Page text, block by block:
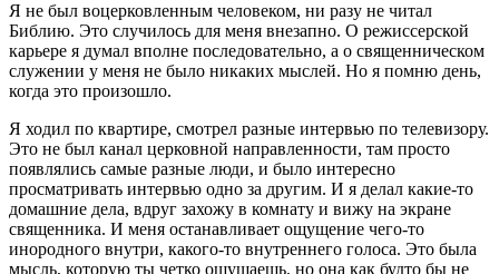
Я не был воцерковленным человеком, ни разу не читал
Библию. Это случилось для меня внезапно. О режиссерской
карьере я думал вполне последовательно, а о священническом
служении у меня не было никаких мыслей. Но я помню день,
когда это произошло.
Я ходил по квартире, смотрел разные интервью по телевизору.
Это не был канал церковной направленности, там просто
появлялись самые разные люди, и было интересно
просматривать интервью одно за другим. И я делал какие-то
домашние дела, вдруг захожу в комнату и вижу на экране
священника. И меня останавливает ощущение чего-то
инородного внутри, какого-то внутреннего голоса. Это была
мысль, которую ты четко ощущаешь, но она как будто бы не